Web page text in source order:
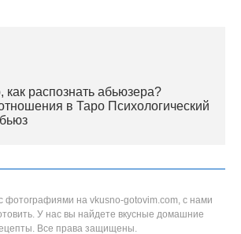
как распознать абьюзера?
в Таро Психологический
фотографиями на vkusno-gotovim.com, с нами
У нас вы найдете вкусные домашние
Все права защищены.